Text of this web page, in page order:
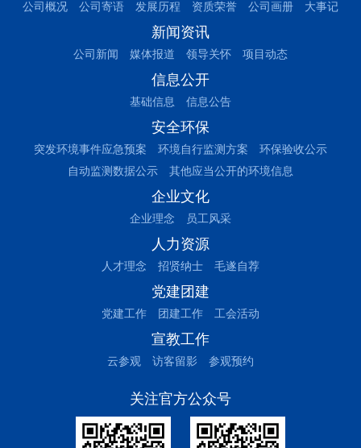
公司概况 公司寄语 发展历程 资质荣誉 公司画册 大事记
新闻资讯
公司新闻 媒体报道 领导关怀 项目动态
信息公开
基础信息 信息公告
安全环保
突发环境事件应急预案 环境自行监测方案
环保验收公示
自动监测数据公示
其他应当公开的环境信息
企业文化
企业理念 员工风采
人力资源
人才理念 招贤纳士 毛遂自荐
党建团建
党建工作 团建工作 工会活动
宣教工作
云参观 访客留影 参观预约
关注官方公众号